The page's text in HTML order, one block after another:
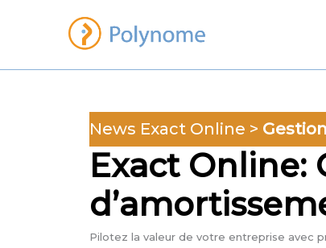
News Exact Online >
Exact Online:
Pilotez la valeur de votre entreprise avec